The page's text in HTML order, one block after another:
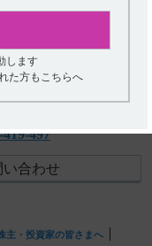
します
た方もこちらへ
419-497
合わせ
主・投資家の皆さまへ